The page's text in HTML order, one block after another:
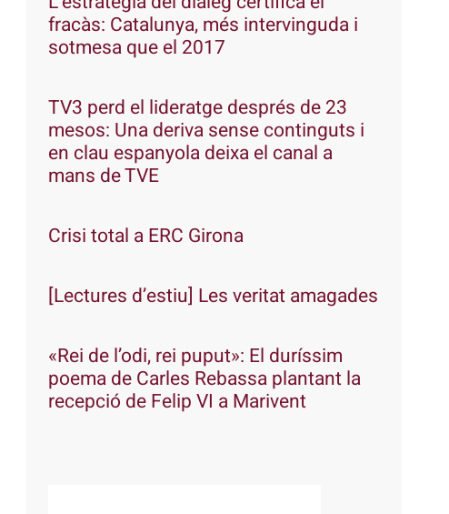
fracàs: Catalunya, més intervinguda i
sotmesa que el 2017
TV3 perd el lideratge després de 23
mesos: Una deriva sense continguts i
en clau espanyola deixa el canal a
mans de TVE
Crisi total a ERC Girona
[Lectures d’estiu] Les veritat amagades
«Rei de l’odi, rei puput»: El duríssim
poema de Carles Rebassa plantant la
recepció de Felip VI a Marivent